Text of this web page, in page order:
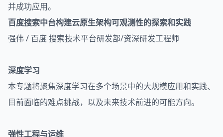
并成功应用。
百度搜索中台构建云原生架构可观测性的探索和实践
强伟 / 百度 搜索技术平台研发部/资深研发工程师
深度学习
本专题将聚焦深度学习在多个场景中的大规模应用和实践、
目前面临的难点挑战，以及未来技术前进的可能方向。
弹性工程与运维